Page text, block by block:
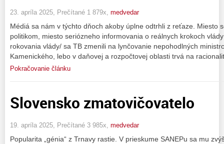
23. apríla 2025, Prečítané 1 879x, medvedar
Médiá sa nám v týchto dňoch akoby úplne odtrhli z reťaze. Miesto
politikom, miesto seriózneho informovania o reálnych krokoch
rokovania vlády/ sa TB zmenili na lynčovanie nepohodlných
Kamenického, lebo v daňovej a rozpočtovej oblasti trvá na
Pokračovanie článku
Slovensko zmatovičovatelo
19. apríla 2025, Prečítané 3 985x, medvedar
Popularita „génia“ z Trnavy rastie. V prieskume SANEPu sa mu